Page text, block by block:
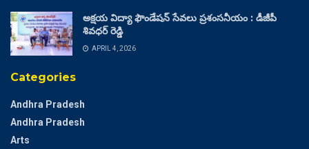
అక్షయ విద్యా ఫౌండేషన్ సేవలు ప్రశంసనీయం : డీజీపీ
శివధర్ రెడ్డి
APRIL 4, 2026
Categories
Andhra Pradesh
Andhra Pradesh
Arts